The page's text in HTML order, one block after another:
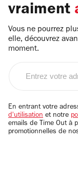
vraiment
Vous ne pourrez
elle, découvrez
moment.
email
En entrant votre
d'utilisation et notre
emails de Time Out à
promotionnelles de